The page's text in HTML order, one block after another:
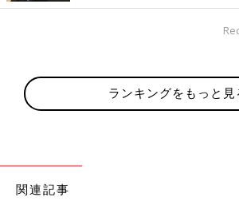
ランキングをもっと見
関連記事